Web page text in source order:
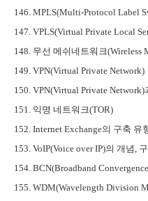
146. MPLS(Multi-Protocol Label
147. VPLS(Virtual Private Local
148. 무선 메쉬네트워크(Wireless
149. VPN(Virtual Private Network)
150. VPN(Virtual Private Network)
151. 익명 네트워크(TOR)
152. Internet Exchange의 구축 유
153. VoIP(Voice over IP)의 개념,
154. BCN(Broadband
155. WDM(Wavelength Division